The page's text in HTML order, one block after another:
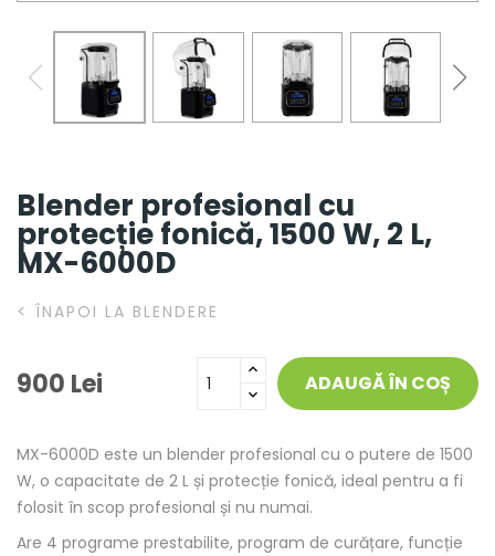
Blender profesional cu
protecție fonică, 1500 W, 2 L,
MX-6000D
< ÎNAPOI LA BLENDERE
900 Lei ADAUGĂ ÎN COȘ
MX-6000D este un blender profesional cu o putere de 1500
W, o capacitate de 2 L și protecție fonică, ideal pentru a fi
folosit în scop profesional și nu numai.
Are 4 programe prestabilite, program de curățare, funcție